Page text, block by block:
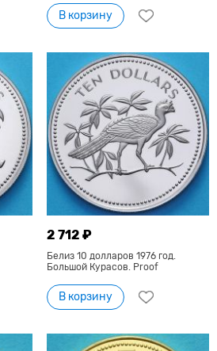
В корзину
2 712 ₽
Белиз 10 долларов 1976 год.
Большой Курасов. Proof
В корзину